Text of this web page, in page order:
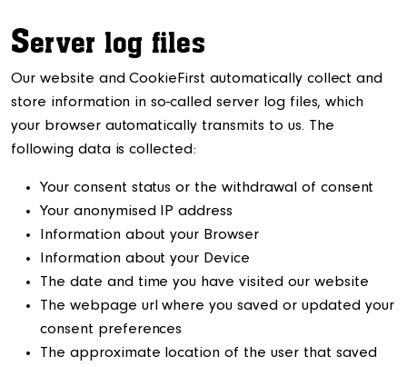
Server log files
Our website and CookieFirst automatically collect and
store information in so-called server log files, which
your browser automatically transmits to us. The
following data is collected:
Your consent status or the withdrawal of consent
Your anonymised IP address
Information about your Browser
Information about your Device
The date and time you have visited our website
The webpage url where you saved or updated your
consent preferences
The approximate location of the user that saved